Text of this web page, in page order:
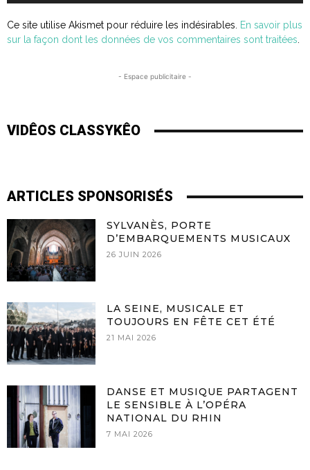
Ce site utilise Akismet pour réduire les indésirables.
En savoir plus
sur la façon dont les données de vos commentaires sont traitées
- Espace publicitaire -
VIDÊOS CLASSYKÊO
ARTICLES SPONSORISÉS
SYLVANÈS, PORTE
D’EMBARQUEMENTS MUSICAUX
26 JUIN 2026
LA SEINE, MUSICALE ET
TOUJOURS EN FÊTE CET ÉTÉ
21 MAI 2026
DANSE ET MUSIQUE PARTAGENT
LE SENSIBLE À L’OPÉRA
NATIONAL DU RHIN
7 MAI 2026